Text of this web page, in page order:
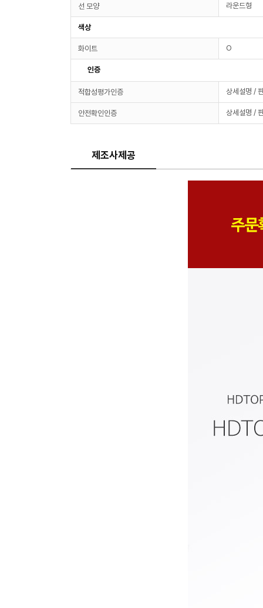
선 모양 라운드형
색상
화이트 O
인증
적합성평가인증 상세설명 /
안전확인인증 상세설명 /
제조사제공